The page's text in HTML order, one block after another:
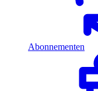
Abonnementen